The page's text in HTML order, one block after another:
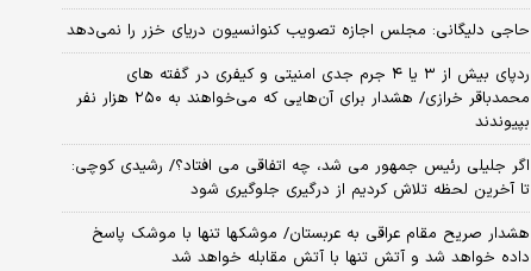
حاجی دلیگانی: مجلس اجازه تصویب کنوانسیون دریای خزر را نمی‌دهد
ردپای بیش از ۳ یا ۴ جرم جدی امنیتی و کیفری در گفته های
محمدباقر خرازی/ هشدار برای آن‌هایی که می‌خواهند به ۲۵۰ هزار نفر
بپیوندند
اگر جلیلی رئیس جمهور می شد، چه اتفاقی می افتاد؟/ رشیدی کوچی:
تا آخرین لحظه تلاش کردیم از درگیری جلوگیری شود
هشدار صریح مقام عراقی به عربستان/ موشکها تنها با موشک پاسخ
داده خواهد شد و آتش تنها با آتش مقابله خواهد شد